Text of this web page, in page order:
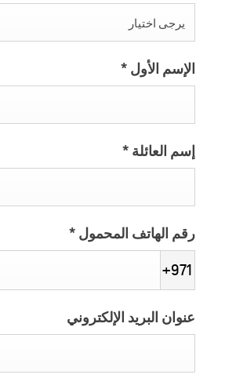
يرجى اختيار
الإسم الأول *
إسم العائلة *
رقم الهاتف المحمول *
+971
عنوان البريد الإلكتروني